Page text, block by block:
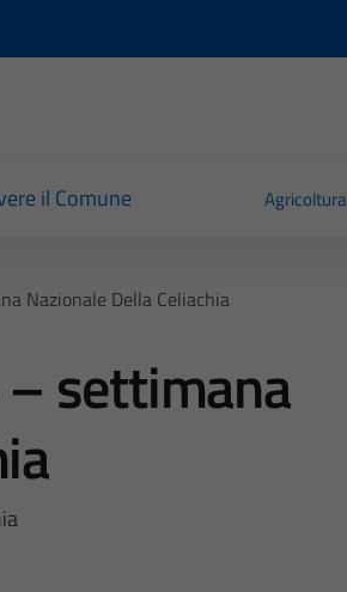
il Comune Agricoltura
Nazionale Della Celiachia
settimana